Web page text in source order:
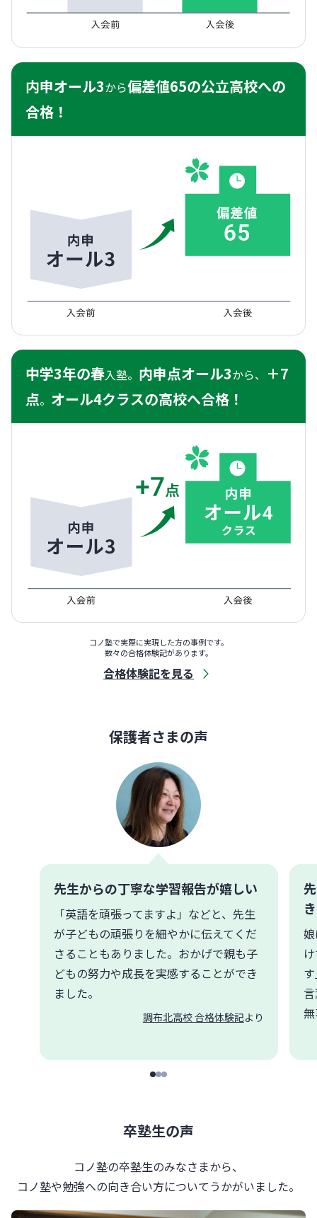
内申オール3から偏差値65の公立高校への
合格！
中学3年の春入塾。 内申点オール3から、 ＋7
点。 オール4クラスの高校へ合格！
コノ塾で実際に実現した方の事例です。
数々の合格体験記があります。
合格体験記を見る
保護者さまの声
先生からの丁寧な学習報告が嬉しい
「英語を頑張ってますよ」などと、先生
が子どもの頑張りを細やかに伝えてくだ
さることもありました。おかげで親も子
どもの努力や成長を実感することができ
ました。
調布北高校 合格体験記より
卒塾生の声
コノ塾の卒塾生のみなさまから、
コノ塾や勉強への向き合い方について うかがいました。